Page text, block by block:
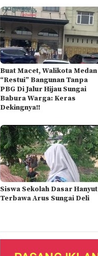
Buat Macet, Walikota Medan
“Restui” Bangunan Tanpa
PBG Di Jalur Hijau Sungai
Babura Warga: Keras
Dekingnya!!
Siswa Sekolah Dasar Hanyut
Terbawa Arus Sungai Deli